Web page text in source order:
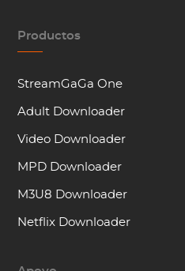
Productos
StreamGaGa One
Adult Downloader
Video Downloader
MPD Downloader
M3U8 Downloader
Netflix Downloader